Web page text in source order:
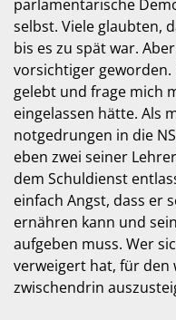
parlamentarische
selbst. Viele glaubten,
bis es zu spät war.
vorsichtiger
gelebt und frage mich
eingelassen hätte. Als
notgedrungen in die
eben zwei seiner
dem Schuldienst
einfach Angst, dass er
ernähren kann und
aufgeben muss. Wer
verweigert hat, für den
zwischendrin